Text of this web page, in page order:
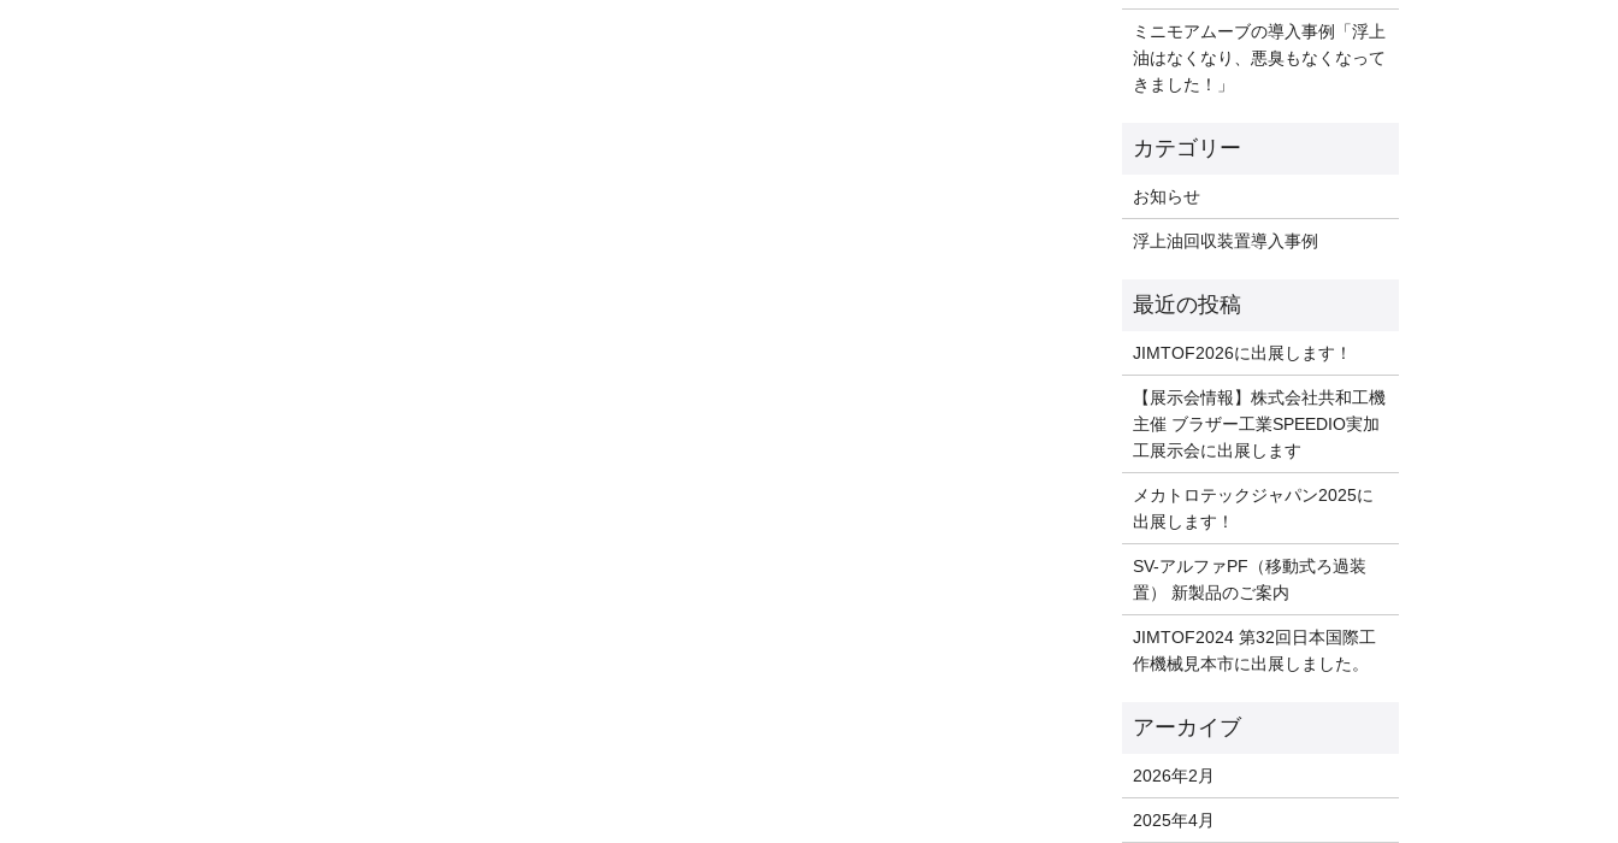
ミニモアムーブの導入事例「浮上
油はなくなり、悪臭もなくなって
きました！」
お知らせ
浮上油回収装置導入事例
JIMTOF2026に出展します！
【展示会情報】株式会社共和工機
主催 ブラザー工業SPEEDIO実加
工展示会に出展します
メカトロテックジャパン2025に
出展します！
SV-アルファPF（移動式ろ過装
置） 新製品のご案内
JIMTOF2024 第32回日本国際工
作機械見本市に出展しました。
2026年2月
2025年4月